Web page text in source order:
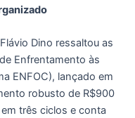
Dino ressaltou as
Enfrentamento às
ENFOC), lançado em
robusto de R$900
três ciclos e conta